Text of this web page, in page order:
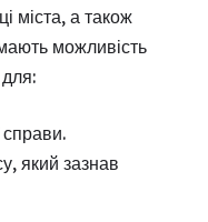
міста, а також
можливість
який зазнав